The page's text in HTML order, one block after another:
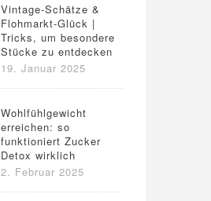
Vintage-Schätze &
Flohmarkt-Glück |
Tricks, um besondere
Stücke zu entdecken
19. Januar 2025
Wohlfühlgewicht
erreichen: so
funktioniert Zucker
Detox wirklich
2. Februar 2025